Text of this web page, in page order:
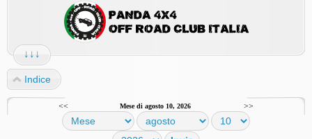
↓↓↓
Indice
<< Mese di agosto 10, 2026 >>